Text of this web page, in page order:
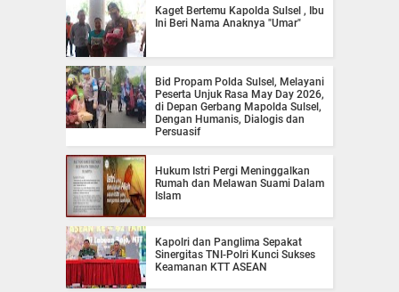
Kaget Bertemu Kapolda Sulsel , Ibu
Ini Beri Nama Anaknya "Umar"
Bid Propam Polda Sulsel, Melayani
Peserta Unjuk Rasa May Day 2026,
di Depan Gerbang Mapolda Sulsel,
Dengan Humanis, Dialogis dan
Persuasif
Hukum Istri Pergi Meninggalkan
Rumah dan Melawan Suami Dalam
Islam
Kapolri dan Panglima Sepakat
Sinergitas TNI-Polri Kunci Sukses
Keamanan KTT ASEAN